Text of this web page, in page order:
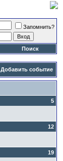
Запомнить?
Поиск
Добавить событие
5
12
19